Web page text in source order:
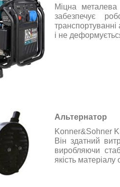
Міцна
металева
забезпечує
транспортуванні
і не
Альтернатор
Konner&Sohner
Він здатний
виробляючи
якість матеріалу